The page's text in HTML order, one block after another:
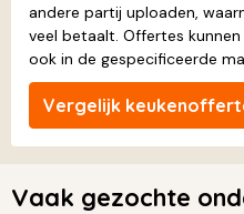
andere partij uploaden,
veel betaalt. Offertes
ook in de gespecificeerde
Vergelijk
Vaak gezochte